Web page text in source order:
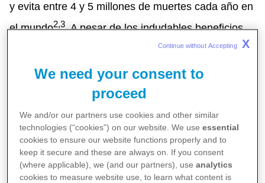
y evita entre 4 y 5 millones de muertes cada año en
el mundo2,3. A pesar de los indudables beneficios
que proporcionan las vacunas y de que durante la
vacunales mundiales frente a COVID-19, los
expertos advierten de la necesidad de una
concienciación mayor en lo relativo a la vacunación
de los profesionales que atienden a pacientes
adultos y la necesidad también de aumentar las
tasas de vacunación en este colectivo.
We need your consent to
proceed
We and/or our partners use cookies and other similar
technologies (“cookies”) on our website. We useessential
cookies to ensure our website functions properly and to
keep it secure and these are always on. If you consent
(where applicable), we (and our partners), useanalytics
cookies to measure website use, to learn what content is
Continue without Accepting X